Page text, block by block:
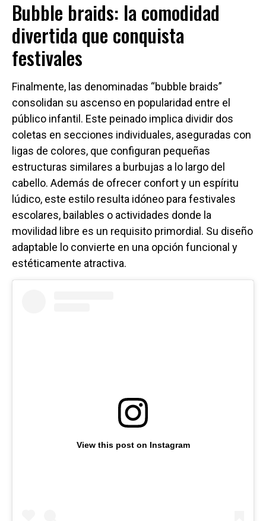
Bubble braids: la comodidad
divertida que conquista
festivales
Finalmente, las denominadas “bubble braids”
consolidan su ascenso en popularidad entre el
público infantil. Este peinado implica dividir dos
coletas en secciones individuales, aseguradas con
ligas de colores, que configuran pequeñas
estructuras similares a burbujas a lo largo del
cabello. Además de ofrecer confort y un espíritu
lúdico, este estilo resulta idóneo para festivales
escolares, bailables o actividades donde la
movilidad libre es un requisito primordial. Su diseño
adaptable lo convierte en una opción funcional y
estéticamente atractiva.
View this post on Instagram